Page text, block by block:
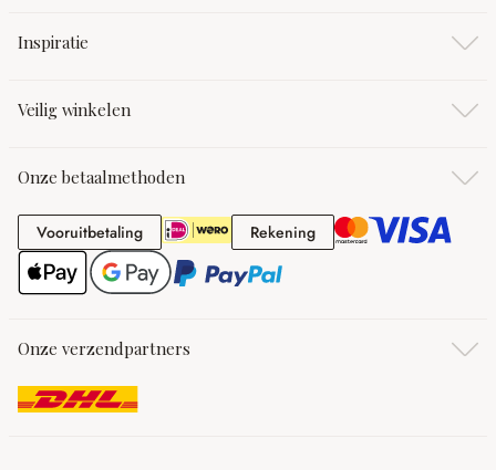
Inspiratie
Veilig winkelen
Onze betaalmethoden
VooruitbetalingVooruitbetaling RekeningRekening
Onze verzendpartners